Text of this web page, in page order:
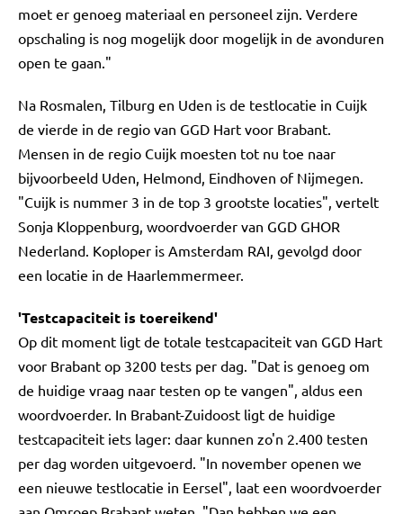
moet er genoeg materiaal en personeel zijn. Verdere
opschaling is nog mogelijk door mogelijk in de avonduren
open te gaan."
Na Rosmalen, Tilburg en Uden is de testlocatie in Cuijk
de vierde in de regio van GGD Hart voor Brabant.
Mensen in de regio Cuijk moesten tot nu toe naar
bijvoorbeeld Uden, Helmond, Eindhoven of Nijmegen.
"Cuijk is nummer 3 in de top 3 grootste locaties", vertelt
Sonja Kloppenburg, woordvoerder van GGD GHOR
Nederland. Koploper is Amsterdam RAI, gevolgd door
een locatie in de Haarlemmermeer.
'Testcapaciteit is toereikend'
Op dit moment ligt de totale testcapaciteit van GGD Hart
voor Brabant op 3200 tests per dag. "Dat is genoeg om
de huidige vraag naar testen op te vangen", aldus een
woordvoerder. In Brabant-Zuidoost ligt de huidige
testcapaciteit iets lager: daar kunnen zo'n 2.400 testen
per dag worden uitgevoerd. "In november openen we
een nieuwe testlocatie in Eersel", laat een woordvoerder